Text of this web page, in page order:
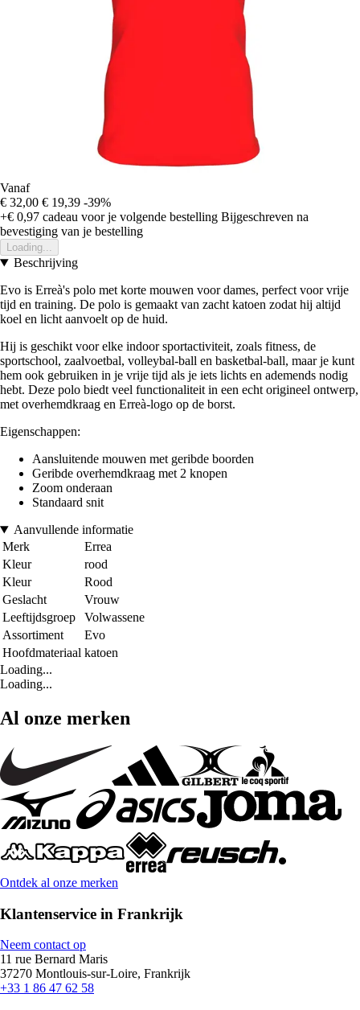
Vanaf
€ 32,00 € 19,39 -39%
+€ 0,97 cadeau voor je volgende bestelling Bijgeschreven na
bevestiging van je bestelling
Loading...
Beschrijving
Evo is Erreà's polo met korte mouwen voor dames, perfect voor vrije
tijd en training. De polo is gemaakt van zacht katoen zodat hij altijd
koel en licht aanvoelt op de huid.
Hij is geschikt voor elke indoor sportactiviteit, zoals fitness, de
sportschool, zaalvoetbal, volleybal-ball en basketbal-ball, maar je kunt
hem ook gebruiken in je vrije tijd als je iets lichts en ademends nodig
hebt. Deze polo biedt veel functionaliteit in een echt origineel ontwerp,
met overhemdkraag en Erreà-logo op de borst.
Eigenschappen:
Aansluitende mouwen met geribde boorden
Geribde overhemdkraag met 2 knopen
Zoom onderaan
Standaard snit
Aanvullende informatie
Merk
Errea
Kleur
rood
Kleur
Rood
Geslacht
Vrouw
Leeftijdsgroep
Volwassene
Assortiment
Evo
Hoofdmateriaal katoen
Loading...
Loading...
Al onze merken
Ontdek al onze merken
Klantenservice in Frankrijk
Neem contact op
11 rue Bernard Maris
37270 Montlouis-sur-Loire, Frankrijk
+33 1 86 47 62 58